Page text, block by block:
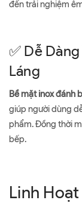
đến trải nghiệm
✅ Dễ
Láng
Bề mặt inox đánh
giúp người dùng
phẩm. Đồng thời
bếp.
Linh